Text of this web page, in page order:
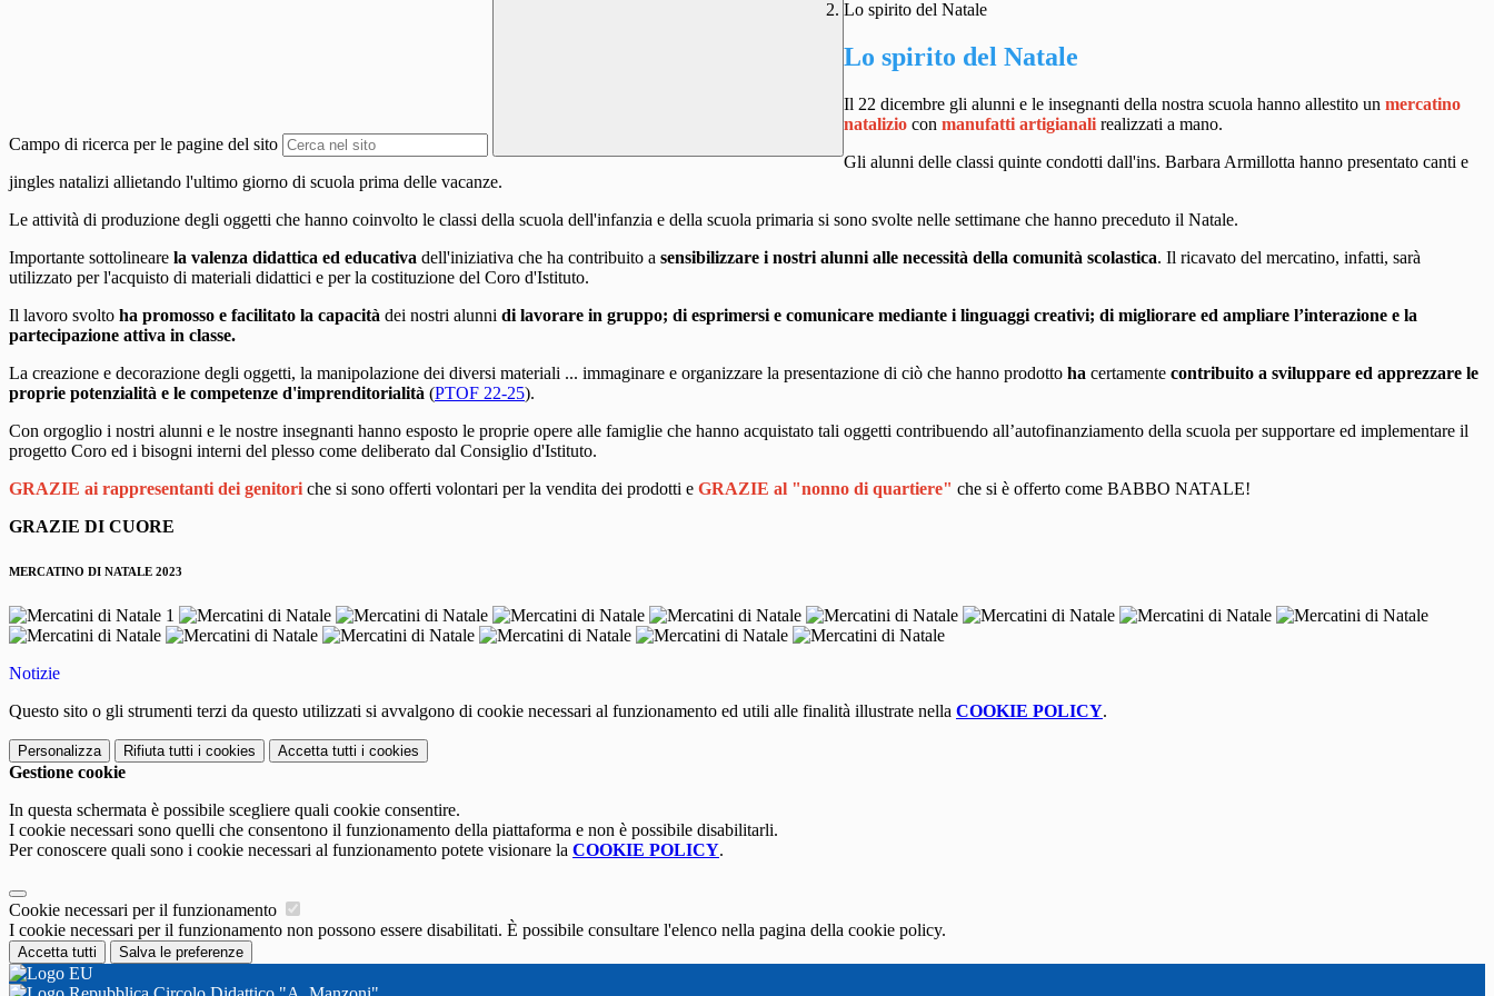
Campo di ricerca per le pagine del sito
Lo spirito del Natale
Lo spirito del Natale
Il 22 dicembre gli alunni e le insegnanti della nostra scuola hanno allestito un mercatino
natalizio con manufatti artigianali realizzati a mano.
Gli alunni delle classi quinte condotti dall'ins. Barbara Armillotta hanno presentato canti e
jingles natalizi allietando l'ultimo giorno di scuola prima delle vacanze.
Le attività di produzione degli oggetti che hanno coinvolto le classi della scuola dell'infanzia e della scuola primaria si sono svolte nelle settimane che hanno preceduto il Natale.
Importante sottolineare la valenza didattica ed educativa dell'iniziativa che ha contribuito a sensibilizzare i nostri alunni alle necessità della comunità scolastica. Il ricavato del mercatino, infatti, sarà
utilizzato per l'acquisto di materiali didattici e per la costituzione del Coro d'Istituto.
Il lavoro svolto ha promosso e facilitato la capacità dei nostri alunni di lavorare in gruppo; di esprimersi e comunicare mediante i linguaggi creativi; di migliorare ed ampliare l’interazione e la
partecipazione attiva in classe.
La creazione e decorazione degli oggetti, la manipolazione dei diversi materiali ... immaginare e organizzare la presentazione di ciò che hanno prodotto ha certamente contribuito a sviluppare ed apprezzare le
proprie potenzialità e le competenze d'imprenditorialità (PTOF 22-25).
Con orgoglio i nostri alunni e le nostre insegnanti hanno esposto le proprie opere alle famiglie che hanno acquistato tali oggetti contribuendo all’autofinanziamento della scuola per supportare ed implementare il
progetto Coro ed i bisogni interni del plesso come deliberato dal Consiglio d'Istituto.
GRAZIE ai rappresentanti dei genitori che si sono offerti volontari per la vendita dei prodotti e GRAZIE al "nonno di quartiere" che si è offerto come BABBO NATALE!
GRAZIE DI CUORE
MERCATINO DI NATALE 2023
Notizie
Questo sito o gli strumenti terzi da questo utilizzati si avvalgono di cookie necessari al funzionamento ed utili alle finalità illustrate nella COOKIE POLICY.
Personalizza Rifiuta tutti i cookies Accetta tutti i cookies
Gestione cookie
In questa schermata è possibile scegliere quali cookie consentire.
I cookie necessari sono quelli che consentono il funzionamento della piattaforma e non è possibile disabilitarli.
Per conoscere quali sono i cookie necessari al funzionamento potete visionare la COOKIE POLICY.
Cookie necessari per il funzionamento
I cookie necessari per il funzionamento non possono essere disabilitati. È possibile consultare l'elenco nella pagina della cookie policy.
Accetta tutti Salva le preferenze